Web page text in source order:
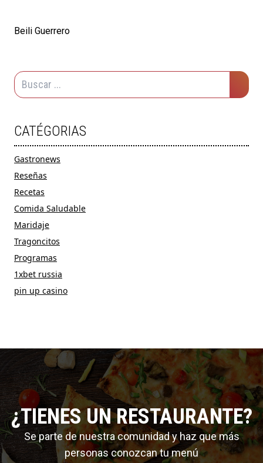
Beili Guerrero
CATÉGORIAS
Gastronews
Reseñas
Recetas
Comida Saludable
Maridaje
Tragoncitos
Programas
1xbet russia
pin up casino
¿TIENES UN RESTAURANTE?
Se parte de nuestra comunidad y haz que más
personas conozcan tu menú